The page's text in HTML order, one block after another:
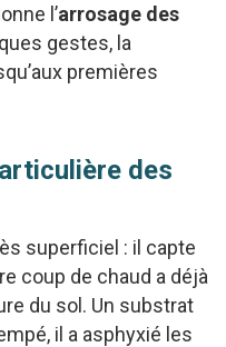
l’arrosage des
gestes, la
premières
des
superficiel : il capte
coup de chaud a déjà
du sol. Un substrat
il a asphyxié les